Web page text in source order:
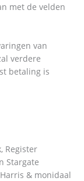
met de velden
van
verdere
betaling is
Register
Stargate
& monidaal